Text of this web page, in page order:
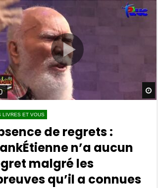
LIVRES ET VOUS
de regrets :
n’a aucun
malgré les
qu’il a connues